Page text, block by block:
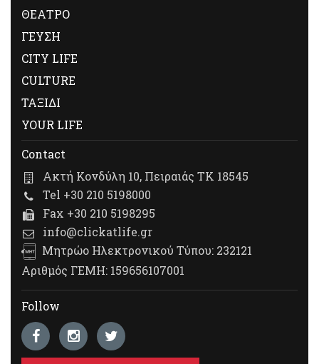
ΘΕΑΤΡΟ
ΓΕΥΣΗ
CITY LIFE
CULTURE
ΤΑΞΙΔΙ
YOUR LIFE
Contact
Ακτή Κονδύλη 10, Πειραιάς ΤΚ 18545
Tel +30 210 5198000
Fax +30 210 5198295
info@clickatlife.gr
Μητρώο Ηλεκτρονικού Τύπου: 232121
Αριθμός ΓΕΜΗ: 159656107001
Follow